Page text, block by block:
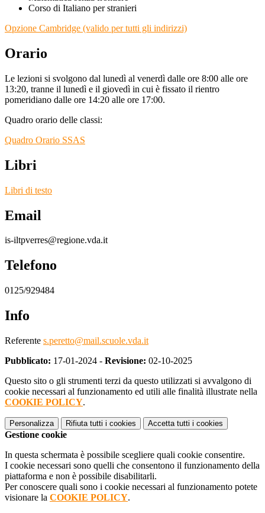
Corso di Italiano per stranieri
Opzione Cambridge (valido per tutti gli indirizzi)
Orario
Le lezioni si svolgono dal lunedì al venerdì dalle ore 8:00 alle ore
13:20, tranne il lunedì e il giovedì in cui è fissato il rientro
pomeridiano dalle ore 14:20 alle ore 17:00.
Quadro orario delle classi:
Quadro Orario SSAS
Libri
Libri di testo
Email
is-iltpverres@regione.vda.it
Telefono
0125/929484
Info
Referente s.peretto@mail.scuole.vda.it
Pubblicato: 17-01-2024 - Revisione: 02-10-2025
Questo sito o gli strumenti terzi da questo utilizzati si avvalgono di
cookie necessari al funzionamento ed utili alle finalità illustrate nella
COOKIE POLICY.
Personalizza Rifiuta tutti i cookies Accetta tutti i cookies
Gestione cookie
In questa schermata è possibile scegliere quali cookie consentire.
I cookie necessari sono quelli che consentono il funzionamento della
piattaforma e non è possibile disabilitarli.
Per conoscere quali sono i cookie necessari al funzionamento potete
visionare la COOKIE POLICY.